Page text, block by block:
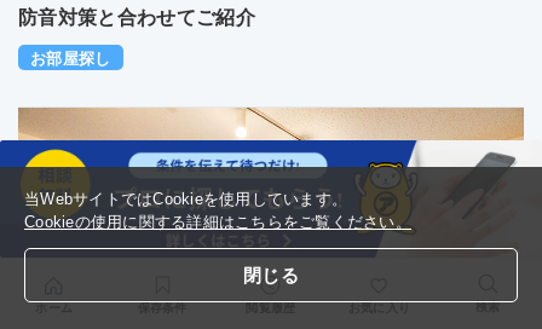
検索
防音対策と合わせてご紹介
お部屋探し
当WebサイトではCookieを使用しています。
Cookieの使用に関する詳細はこちらをご覧ください。
閉じる